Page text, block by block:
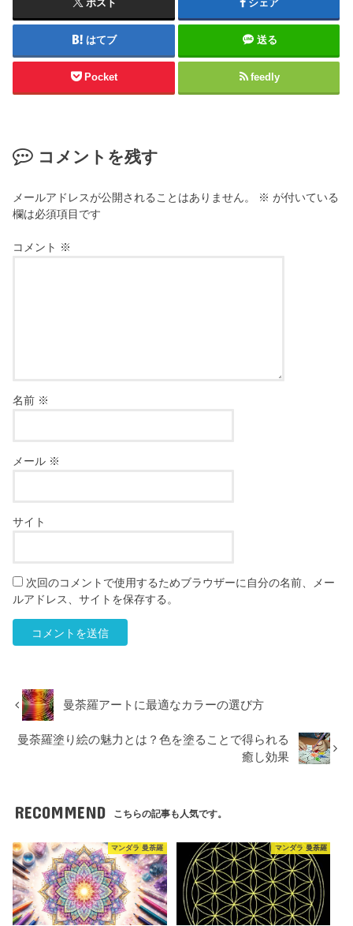
ポスト シェア
はてブ 送る
Pocket feedly
コメントを残す
メールアドレスが公開されることはありません。 ※ が付いている
欄は必須項目です
コメント ※
名前 ※
メール ※
サイト
次回のコメントで使用するためブラウザーに自分の名前、メー
ルアドレス、サイトを保存する。
曼荼羅アートに最適なカラーの選び方
曼荼羅塗り絵の魅力とは？色を塗ることで得られる
癒し効果
RECOMMEND こちらの記事も人気です。
マンダラ 曼荼羅 マンダラ 曼荼羅